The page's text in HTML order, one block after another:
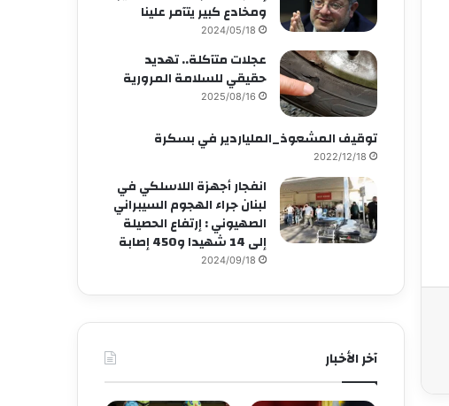
ومخادع كبير يتآمر علينا
2024/05/18
عجلات متآكلة.. تهديد
حقيقي للسلامة المرورية
2025/08/16
توقيف المشعوذ_الملياردير في بسكرة
2022/12/18
انفجار أجهزة اللاسلكي في
لبنان جراء الهجوم السيبراني
الصهيوني : إرتفاع الحصيلة
إلى 14 شهيدا و450 إصابة
2024/09/18
آخر الأخبار